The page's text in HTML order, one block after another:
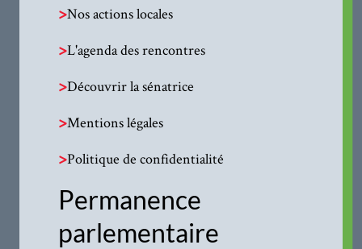
>Nos actions locales
>L'agenda des rencontres
>Découvrir la sénatrice
>Mentions légales
>Politique de confidentialité
Permanence
parlementaire